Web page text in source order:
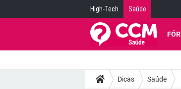
High-Tech Saúde
Dicas Saúde